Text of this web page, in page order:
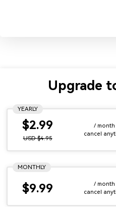
Upgrade
YEARLY
$2.99
USD $4.95
/ month
cancel
MONTHLY
$9.99
/ month
cancel